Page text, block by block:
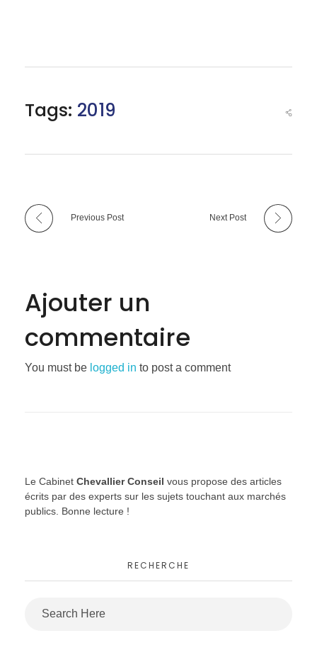
n
e
c
o
s
u
t
o
n
Tags: 2019
Previous Post Next Post
Ajouter un
commentaire
You must be logged in to post a comment
Le Cabinet Chevallier Conseil vous propose des articles
écrits par des experts sur les sujets touchant aux marchés
publics. Bonne lecture !
RECHERCHE